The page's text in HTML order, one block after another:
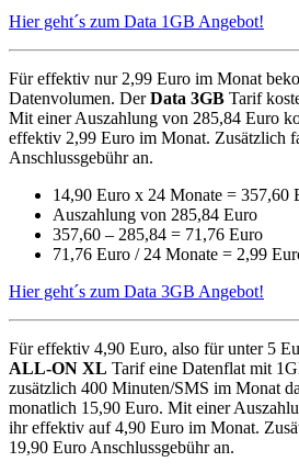
Hier geht´s zum Data 1GB Angebot!
Für effektiv nur 2,99 Euro im Monat
Datenvolumen. DerData 3GB Tarif
Mit einer Auszahlung von 285,84 Euro
effektiv 2,99 Euro im Monat. Zusätzlich
Anschlussgebühr an.
14,90 Euro x 24 Monate = 357,60
Auszahlung von 285,84 Euro
357,60 – 285,84 = 71,76 Euro
71,76 Euro / 24 Monate = 2,99
Hier geht´s zum Data 3GB Angebot!
Für effektiv 4,90 Euro, also für unter 5
ALL-ON XL Tarif eine Datenflat mit
zusätzlich 400 Minuten/SMS im Monat
monatlich 15,90 Euro. Mit einer
ihr effektiv auf 4,90 Euro im Monat.
19,90 Euro Anschlussgebühr an.